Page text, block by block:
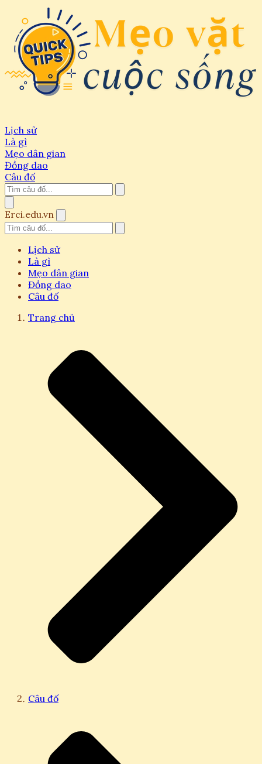
Lịch sử
Là gì
Mẹo dân gian
Đồng dao
Câu đố
Erci.edu.vn
Lịch sử
Là gì
Mẹo dân gian
Đồng dao
Câu đố
Trang chủ
Câu đố